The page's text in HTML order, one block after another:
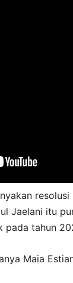
Jaelani itu
pada tahun
Maia